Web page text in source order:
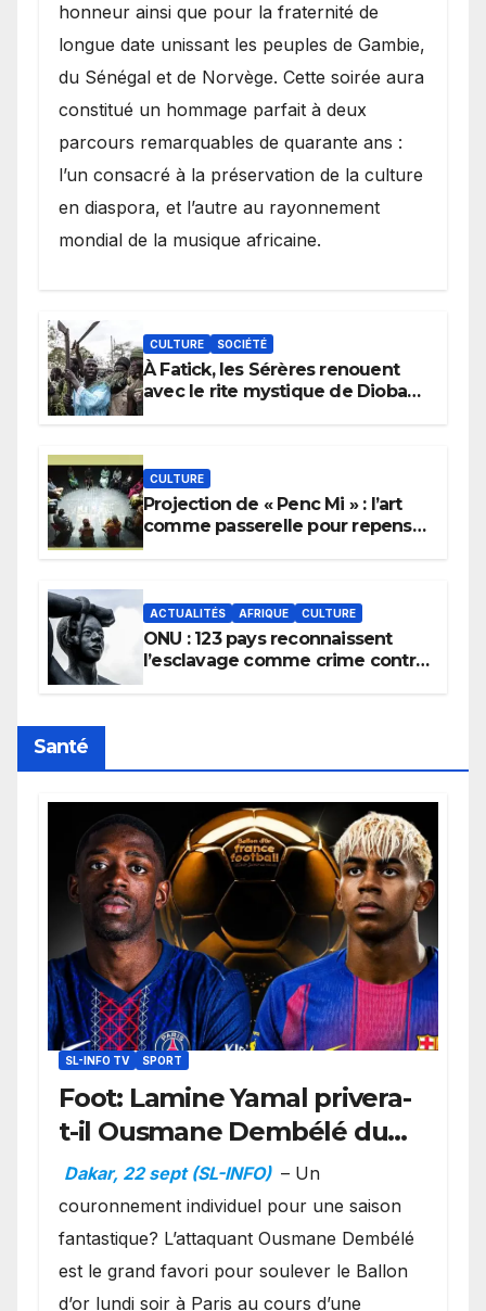
honneur ainsi que pour la fraternité de
longue date unissant les peuples de Gambie,
du Sénégal et de Norvège. Cette soirée aura
constitué un hommage parfait à deux
parcours remarquables de quarante ans :
l’un consacré à la préservation de la culture
en diaspora, et l’autre au rayonnement
mondial de la musique africaine.
CULTURE SOCIÉTÉ
À Fatick, les Sérères renouent
avec le rite mystique de Diobaye
CULTURE
Projection de « Penc Mi » : l’art
comme passerelle pour repenser
ACTUALITÉS AFRIQUE CULTURE
ONU : 123 pays reconnaissent
l’esclavage comme crime contre
Santé
SL-INFO TV SPORT
Foot: Lamine Yamal privera-
t-il Ousmane Dembélé du
Ballon d’or ?
Dakar, 22 sept (SL-INFO) – Un
couronnement individuel pour une saison
fantastique? L’attaquant Ousmane Dembélé
est le grand favori pour soulever le Ballon
d’or lundi soir à Paris au cours d’une